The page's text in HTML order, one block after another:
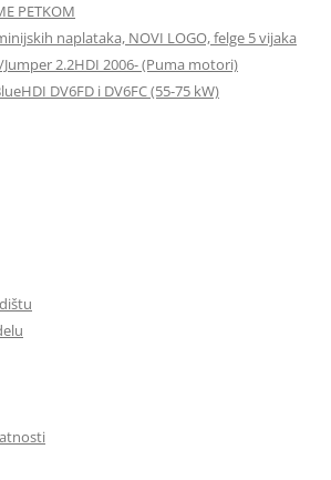
PETKOM
naplataka, NOVI LOGO, felge 5 vijaka
2.2HDI 2006- (Puma motori)
DV6FD i DV6FC (55-75 kW)